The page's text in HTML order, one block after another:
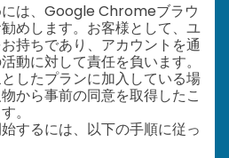
は、Google Chromeブラウ
めします。お客様として、ユ
持ちであり、アカウントを通
動に対して責任を負います。
したプランに加入している場
から事前の同意を取得したこ
。
するには、以下の手順に従っ